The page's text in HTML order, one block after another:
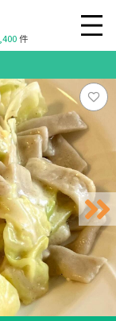
件